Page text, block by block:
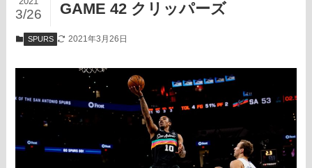
GAME 42 クリッパーズ
3/26
SPURS 2021年3月26日